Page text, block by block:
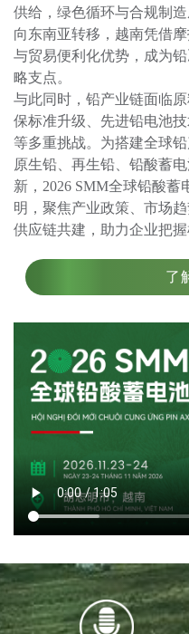
供给，绿色循环与合规制
向东南亚转移，越南凭借
与贸易便利化优势，成为
略支点。
与此同时，铅产业链面临
保标准升级、先进铅电池
等多重挑战。为搭建全球
原生铅、再生铅、铅酸蓄
新，2026 SMM全球铅酸
明，聚焦产业政策、市场
了